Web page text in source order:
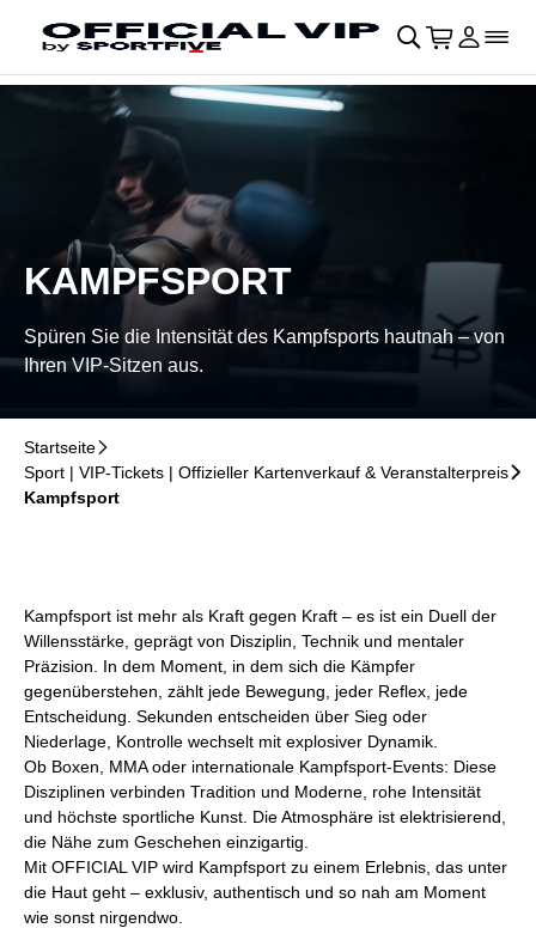
Navigation überspringen􀄫
􀊫 􀍩 Login
􀉩􀌇
KAMPFSPORT
Spüren Sie die Intensität des Kampfsports hautnah – von
Ihren VIP-Sitzen aus.
Startseite􀆊
Sport | VIP-Tickets | Offizieller Kartenverkauf & Veranstalterpreis􀆊
Kampfsport
Kampfsport ist mehr als Kraft gegen Kraft – es ist ein Duell der
Willensstärke, geprägt von Disziplin, Technik und mentaler
Präzision. In dem Moment, in dem sich die Kämpfer
gegenüberstehen, zählt jede Bewegung, jeder Reflex, jede
Entscheidung. Sekunden entscheiden über Sieg oder
Niederlage, Kontrolle wechselt mit explosiver Dynamik.
Ob Boxen, MMA oder internationale Kampfsport-Events: Diese
Disziplinen verbinden Tradition und Moderne, rohe Intensität
und höchste sportliche Kunst. Die Atmosphäre ist elektrisierend,
die Nähe zum Geschehen einzigartig.
Mit OFFICIAL VIP wird Kampfsport zu einem Erlebnis, das unter
die Haut geht – exklusiv, authentisch und so nah am Moment
wie sonst nirgendwo.